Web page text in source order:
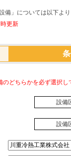
」については以下より
更新
どちらかを必ず選択し
設備
設備